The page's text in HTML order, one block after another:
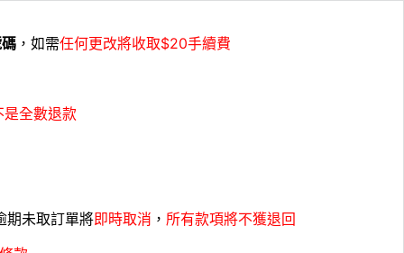
，如需任何更改將收取$20手續費
是全數退款
期未取訂單將即時取消 ， 所有款項將不獲退回